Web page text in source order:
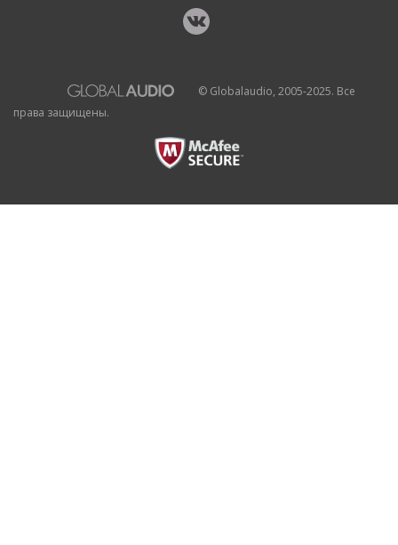
© Globalaudio, 2005-2025. Все
права защищены.